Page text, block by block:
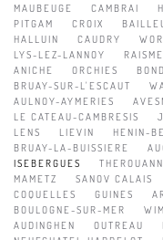
MAUBEUGE
CAMBRAI
PITGAM
CROIX
HALLUIN
CAUDRY
LYS-LEZ-LANNOY
ANICHE
ORCHIES
BRUAY-SUR-L'ESCAUT
AULNOY-AYMERIES
LE CATEAU-CAMBRESIS
LENS
LIEVIN HENIN-
BRUAY-LA-BUISSIERE
ISEBERGUES
MAMETZ
SANOV CALAIS
COQUELLES
GUINES
BOULOGNE-SUR-MER
AUDINGHEN
OUTREAU